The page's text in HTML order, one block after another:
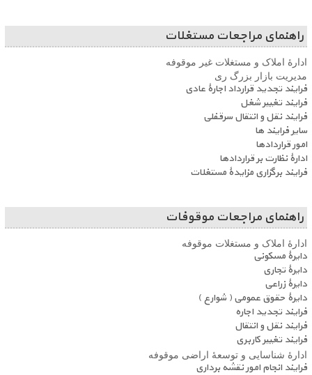
راهنمای مراجعات مستغلات
ادارۀ املاک و مستغلات غیر موقوفه
مدیریت بازار بزرگ ری
فرایند تجدید قرارداد اجارۀ عادی
فرایند تغییر شغل
فرایند نقل و انتقال سرقفلی
سایر فرایند ها
امور قراردادها
ادارۀ نظارت بر قراردادها
فرایند برگزاری مزایدۀ مستغلات
راهنمای مراجعات موقوفات
ادارۀ املاک و مستغلات موقوفه
دایرۀ مسکونی
دایرۀ تجاری
دایرۀ زراعی
دایرۀ حقوق عمومی ( شوارع )
فرایند تجدید اجاره
فرایند نقل و انتقال
فرایند تغییر کاربری
ادارۀ شناسایی و توسعۀ اراضی موقوفه
فرایند انجام امور نقشه برداری